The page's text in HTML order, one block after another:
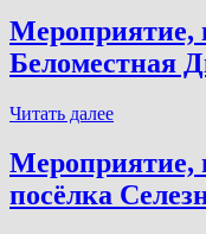
«Бугорчик
новогодний
–
Мероприятие,
Беломестная
Мероприятие,
Дню
села
Беломестная
Читать далее
Мероприятие,
посёлка